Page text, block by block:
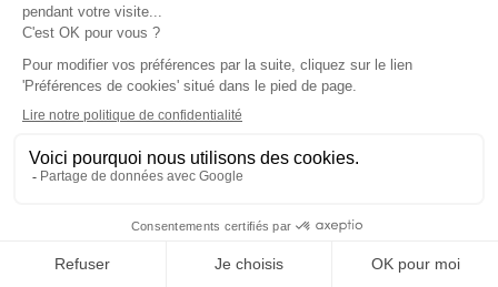
Recevez nos offres spéciales
Vous pouvez vous désinscrire à tout moment. Vous
trouverez pour cela nos informations de contact dans